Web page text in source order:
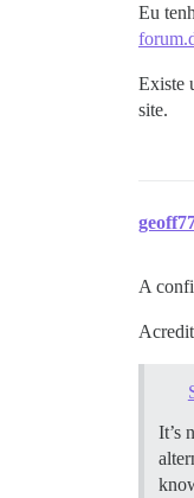
Eu
Existe
site.
A
It’s